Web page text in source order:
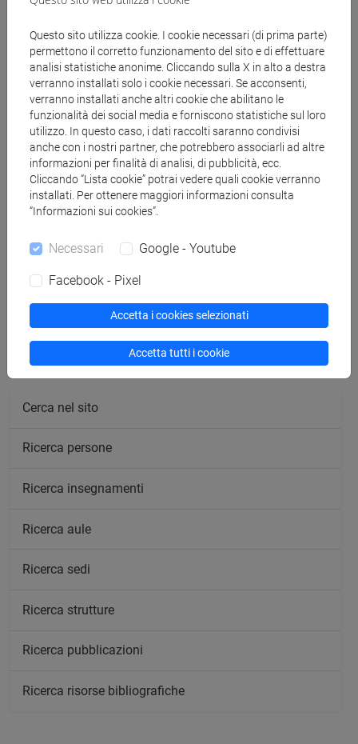
Copia questo URL per importare gli orari nel tuo Google
https://www.unive.it/data/ajax/Didattica/generaics?
cache=-1&afid=459574
Orario settimanale
Calendario lezioni
Cerca nel sito
Ricerca persone
Ricerca insegnamenti
Ricerca aule
Ricerca sedi
Ricerca strutture
Ricerca pubblicazioni
Ricerca risorse bibliografiche
Questo sito utilizza cookie. I cookie necessari (di prima parte)
permettono il corretto funzionamento del sito e di effettuare
analisi statistiche anonime. Cliccando sulla X in alto a destra
verranno installati solo i cookie necessari. Se acconsenti,
verranno installati anche altri cookie che abilitano le
funzionalità dei social media e forniscono statistiche sul loro
utilizzo. In questo caso, i dati raccolti saranno condivisi
anche con i nostri partner, che potrebbero associarli ad altre
informazioni per finalità di analisi, di pubblicità, ecc.
Cliccando “Lista cookie” potrai vedere quali cookie verranno
installati. Per ottenere maggiori informazioni consulta
“Informazioni sui cookies”.
Necessari Google - Youtube
Facebook - Pixel
Accetta i cookies selezionati
Accetta tutti i cookie